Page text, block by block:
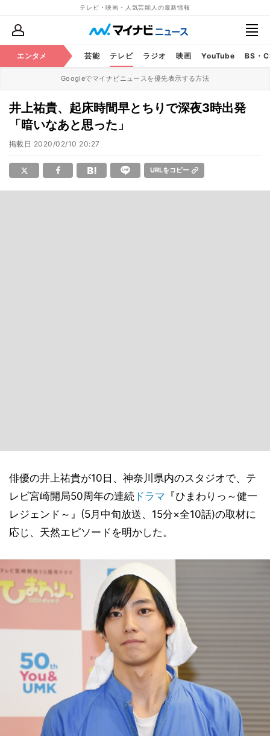
テレビ・映画・人気芸能人の最新情報
エンタメ 芸能 テレビ ラジオ 映画 YouTube BS・
Googleでマイナビニュースを優先表示する方法
井上祐貴、起床時間早とちりで深夜3時出発
「暗いなあと思った」
掲載日 2020/02/10 20:27
URLをコピー
俳優の井上祐貴が10日、神奈川県内のスタジオで、テ
レビ宮崎開局50周年の連続 ドラマ 『ひまわりっ～健一
レジェンド～』(5月中旬放送、15分×全10話)の取材に
応じ、天然エピソードを明かした。